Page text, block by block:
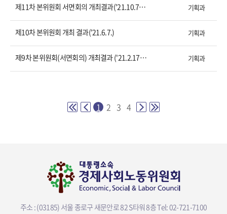
제11차 본위원회 서면회의 개최결과('21.10.7~10.8) 기획과
제10차 본위원회 개최 결과('21.6.7.) 기획과
제9차 본위원회(서면회의) 개최결과 ('21.2.17.~2.19.) 기획과
1 2 3 4
주소 : (03185) 서울 종로구 새문안로 82 S타워 8층Tel: 02-721-7100